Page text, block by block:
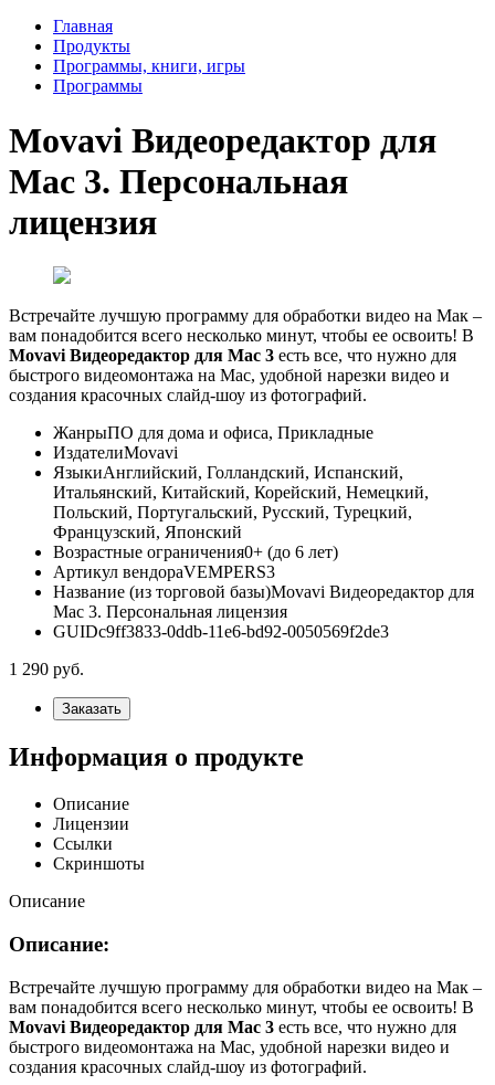
Главная
Продукты
Программы, книги, игры
Программы
Movavi Видеоредактор для
Mac 3. Персональная
лицензия
Встречайте лучшую программу для обработки видео на Мак –
вам понадобится всего несколько минут, чтобы ее освоить! В
Movavi Видеоредактор для Mac 3 есть все, что нужно для
быстрого видеомонтажа на Mac, удобной нарезки видео и
создания красочных слайд-шоу из фотографий.
ЖанрыПО для дома и офиса, Прикладные
ИздателиMovavi
ЯзыкиАнглийский, Голландский, Испанский,
Итальянский, Китайский, Корейский, Немецкий,
Польский, Португальский, Русский, Турецкий,
Французский, Японский
Возрастные ограничения0+ (до 6 лет)
Артикул вендораVEMPERS3
Название (из торговой базы)Movavi Видеоредактор для
Mac 3. Персональная лицензия
GUIDc9ff3833-0ddb-11e6-bd92-0050569f2de3
1 290 руб.
Заказать
Информация о продукте
Описание
Лицензии
Ссылки
Скриншоты
Описание
Описание:
Встречайте лучшую программу для обработки видео на Мак –
вам понадобится всего несколько минут, чтобы ее освоить! В
Movavi Видеоредактор для Mac 3 есть все, что нужно для
быстрого видеомонтажа на Mac, удобной нарезки видео и
создания красочных слайд-шоу из фотографий.